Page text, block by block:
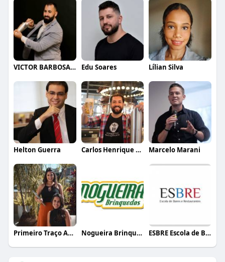
VICTOR BARBOSA QUARANTA Edu Soares Lílian Silva
Helton Guerra Carlos Henrique de Faria Vasconcelos Marcelo Marani
Primeiro Traço Arquitetura Nogueira Brinquedos ESBRE Escola de Bares e Restaurantes